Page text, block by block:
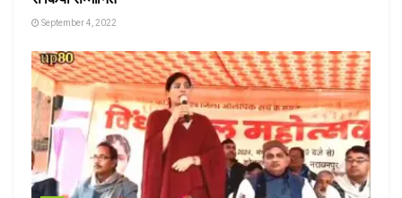
September 4, 2022